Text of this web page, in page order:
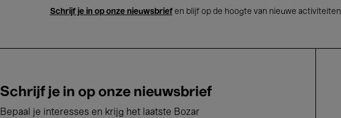
Schrijf je in op onze nieuwsbriefen blijf op de hoogte van nieuwe activiteiten
Schrijf je in op onze nieuwsbrief
Bepaal je interesses en krijg het laatste Bozar